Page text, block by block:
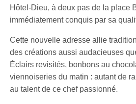
Hôtel-Dieu, à deux pas de la place
immédiatement conquis par sa
Cette nouvelle adresse allie
des créations aussi audacieuses
Éclairs revisités, bonbons au
viennoiseries du matin : autant de
au talent de ce chef passionné.